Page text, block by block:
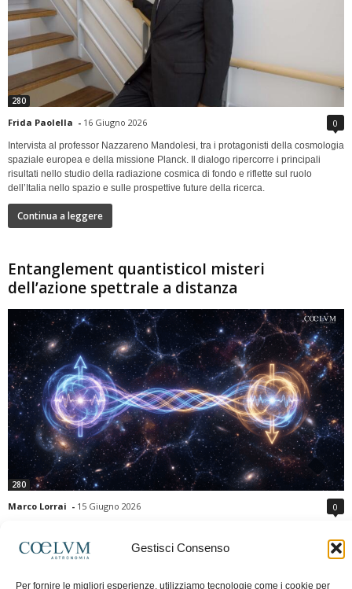
Gestisci Consenso
Per fornire le migliori esperienze, utilizziamo tecnologie come i cookie per
280
Frida Paolella - 16 Giugno 2026 0
Intervista al professor Nazzareno Mandolesi, tra i protagonisti della cosmologia
spaziale europea e della missione Planck. Il dialogo ripercorre i principali
risultati nello studio della radiazione cosmica di fondo e riflette sul ruolo
dell’Italia nello spazio e sulle prospettive future della ricerca.
Continua a leggere
Entanglement quantisticoI misteri
dell’azione spettrale a distanza
280
Marco Lorrai - 15 Giugno 2026 0
moderna: due particelle possono mostrare correlazioni che sembrano ignorare
la distanza che le separa. Gli esperimenti e i teoremi di Bell hanno escluso le
previsioni della meccanica quantistica. Nonostante ciò, l'entanglement non